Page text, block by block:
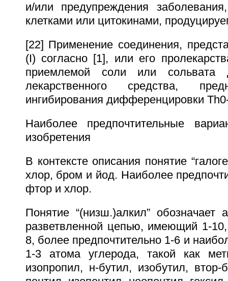
и/или предупреждения
клетками или цитокинами,
[22] Применение соединения,
(I) согласно [1], или его
приемлемой соли или сольвата
лекарственного средства,
ингибирования дифференцировки
Наиболее предпочтительные
изобретения
В контексте описания понятие
хлор, бром и йод. Наиболее
фтор и хлор.
Понятие “(низш.)алкил”
разветвленной цепью, имеющий 1-
8, более предпочтительно 1-6 и
1-3 атома углерода, такой как
изопропил, н-бутил, изобутил, втор-